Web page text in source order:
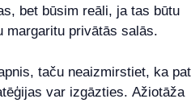
bet būsim reāli, ja tas būtu
privātās salās.
taču neaizmirstiet, ka pat
var izgāzties. Ažiotāža